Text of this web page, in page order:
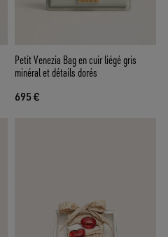
Petit Venezia Bag en cuir liégé gris
minéral et détails dorés
695 €